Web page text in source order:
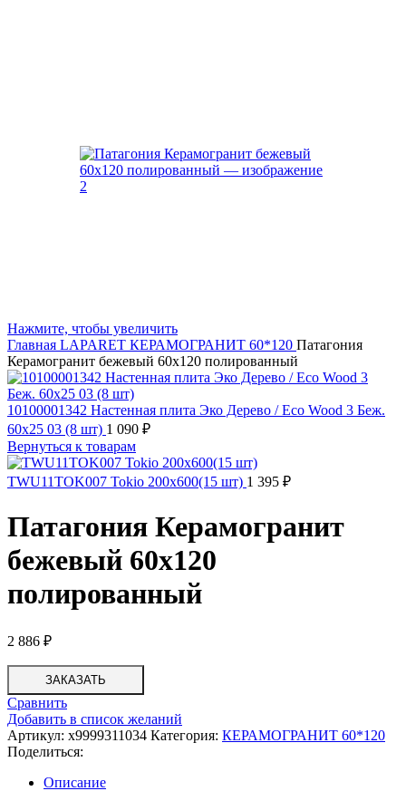
Нажмите, чтобы увеличить
Главная LAPARET КЕРАМОГРАНИТ 60*120 Патагония
Керамогранит бежевый 60х120 полированный
10100001342 Настенная плита Эко Дерево / Eco Wood 3 Беж.
60x25 03 (8 шт) 1 090 ₽
Вернуться к товарам
TWU11TOK007 Tokio 200x600(15 шт) 1 395 ₽
Патагония Керамогранит
бежевый 60х120
полированный
2 886 ₽
ЗАКАЗАТЬ
Сравнить
Добавить в список желаний
Артикул: х9999311034 Категория: КЕРАМОГРАНИТ 60*120
Поделиться:
Описание